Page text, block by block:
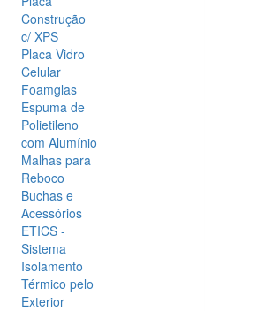
Construção
c/ XPS
Placa Vidro
Celular
Foamglas
Espuma de
Polietileno
com Alumínio
Malhas para
Reboco
Buchas e
Acessórios
ETICS -
Sistema
Isolamento
Térmico pelo
Exterior